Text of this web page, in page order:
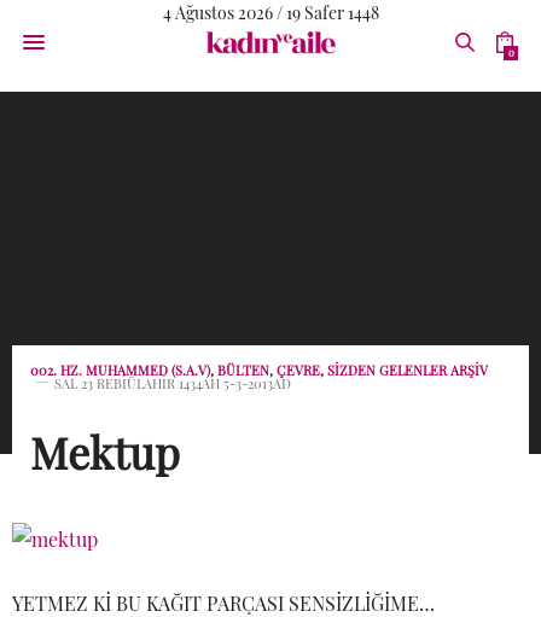
4 Ağustos 2026 / 19 Safer 1448
0
002. HZ. MUHAMMED (S.A.V), BÜLTEN, ÇEVRE, SİZDEN GELENLER ARŞİV
SAL 23 REBIÜLAHIR 1434AH 5-3-2013AD
Mektup
YETMEZ Kİ BU KAĞIT PARÇASI SENSİZLİĞİME…